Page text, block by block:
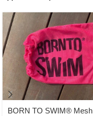
BORN TO SWIM® Mesh